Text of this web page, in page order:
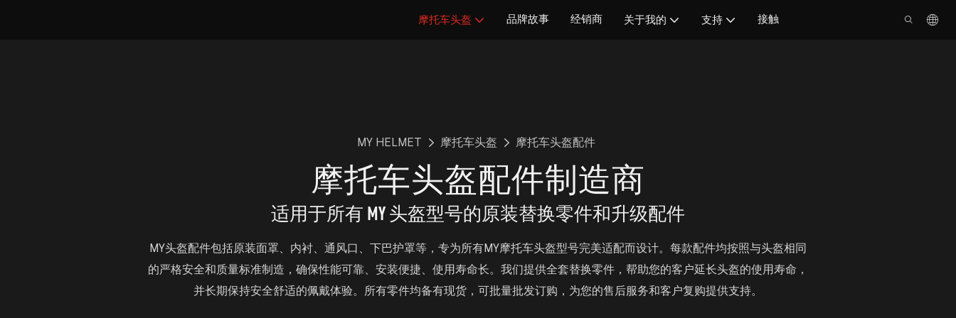
摩托车头盔 品牌故事 经销商 关于我的 支持 接触
MY HELMET 摩托车头盔 摩托车头盔配件
摩托车头盔配件制造商
适用于所有 MY 头盔型号的原装替换零件和升级配件
MY头盔配件包括原装面罩、内衬、通风口、下巴护罩等，专为所有MY摩托车头盔型号完美适配而设计。每款配件均按照与头盔相同
的严格安全和质量标准制造，确保性能可靠、安装便捷、使用寿命长。我们提供全套替换零件，帮助您的客户延长头盔的使用寿命，
并长期保持安全舒适的佩戴体验。所有零件均备有现货，可批量批发订购，为您的售后服务和客户复购提供支持。